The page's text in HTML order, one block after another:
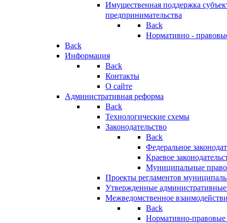
Имущественная поддержка
предпринимательства
Back
Нормативно -
Back
Информация
Back
Контакты
О сайте
Административная реформа
Back
Технологические схемы
Законодательство
Back
Федеральное
Краевое
Муниципальные
Проекты регламентов
Утвержденные
Межведомственное
Back
Нормативно-правовые